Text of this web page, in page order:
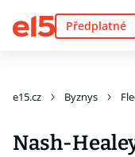
Předplatné
e15.cz Byznys
Nash-